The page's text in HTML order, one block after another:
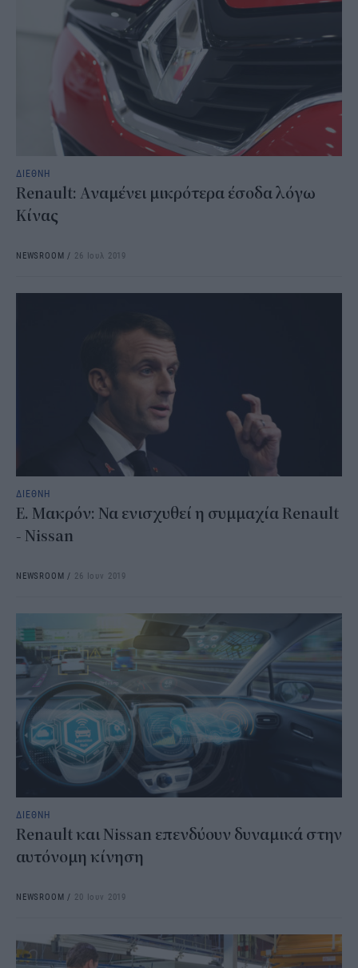
ΔΙΕΘΝΗ
Renault: Αναμένει μικρότερα έσοδα λόγω
Κίνας
NEWSROOM / 26 Ιουλ 2019
ΔΙΕΘΝΗ
Ε. Μακρόν: Να ενισχυθεί η συμμαχία Renault
- Nissan
NEWSROOM / 26 Ιουν 2019
ΔΙΕΘΝΗ
Renault και Nissan επενδύουν δυναμικά στην
αυτόνομη κίνηση
NEWSROOM / 20 Ιουν 2019